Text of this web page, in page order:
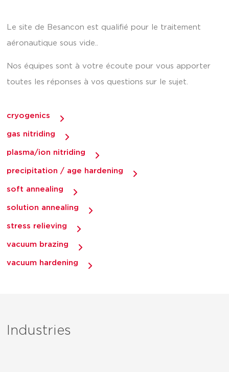
Le site de Besancon est qualifié pour le traitement
aéronautique sous vide..
Nos équipes sont à votre écoute pour vous apporter
toutes les réponses à vos questions sur le sujet.
cryogenics
gas nitriding
plasma/ion nitriding
precipitation / age hardening
soft annealing
solution annealing
stress relieving
vacuum brazing
vacuum hardening
Industries